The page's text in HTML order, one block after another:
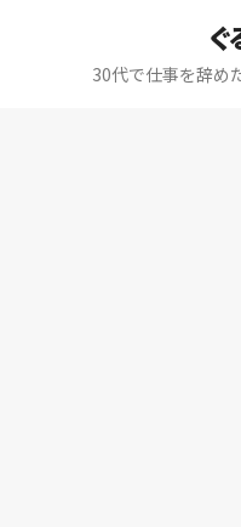
ぐ
30代で仕事を辞め